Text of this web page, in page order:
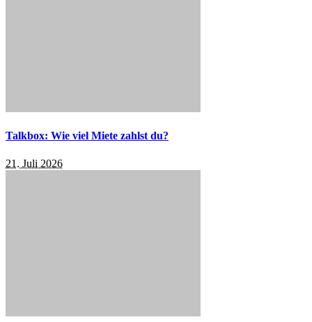
Talkbox: Wie viel Miete zahlst du?
21. Juli 2026